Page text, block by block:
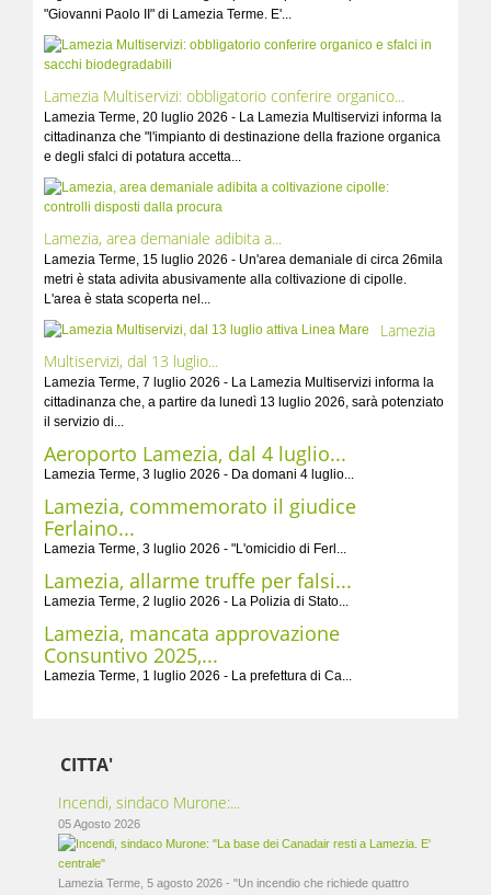
"Giovanni Paolo II" di Lamezia Terme. E'...
Lamezia Multiservizi: obbligatorio conferire organico...
Lamezia Terme, 20 luglio 2026 - La Lamezia Multiservizi informa la
cittadinanza che "l'impianto di destinazione della frazione organica
e degli sfalci di potatura accetta...
Lamezia, area demaniale adibita a...
Lamezia Terme, 15 luglio 2026 - Un'area demaniale di circa 26mila
metri è stata adivita abusivamente alla coltivazione di cipolle.
L'area è stata scoperta nel...
Lamezia
Multiservizi, dal 13 luglio...
Lamezia Terme, 7 luglio 2026 - La Lamezia Multiservizi informa la
cittadinanza che, a partire da lunedì 13 luglio 2026, sarà potenziato
il servizio di...
Aeroporto Lamezia, dal 4 luglio...
Lamezia Terme, 3 luglio 2026 - Da domani 4 luglio...
Lamezia, commemorato il giudice
Ferlaino...
Lamezia Terme, 3 luglio 2026 - "L'omicidio di Ferl...
Lamezia, allarme truffe per falsi...
Lamezia Terme, 2 luglio 2026 - La Polizia di Stato...
Lamezia, mancata approvazione
Consuntivo 2025,...
Lamezia Terme, 1 luglio 2026 - La prefettura di Ca...
CITTA'
Incendi, sindaco Murone:...
05 Agosto 2026
Lamezia Terme, 5 agosto 2026 - "Un incendio che richiede quattro